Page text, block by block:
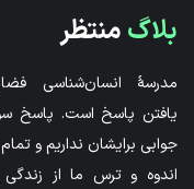
بلاگمنتظر
مدرسۀ انسان‌شناسی
یافتن پاسخ است. پاسخ
جوابی برایشان نداریم و
اندوه و ترس ما از